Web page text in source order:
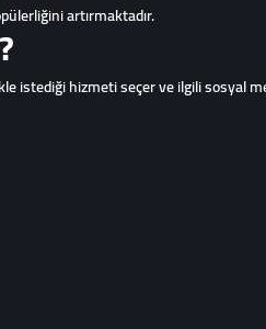
artırmaktadır.
istediği hizmeti seçer ve ilgili sosyal